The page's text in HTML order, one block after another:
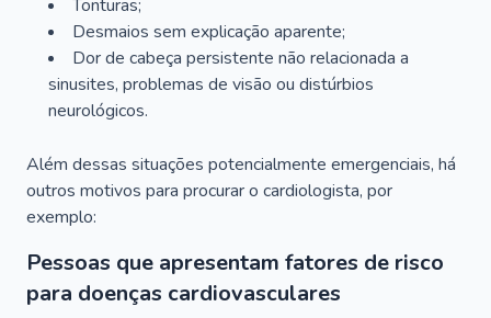
Tonturas;
Desmaios sem explicação aparente;
Dor de cabeça persistente não relacionada a
sinusites, problemas de visão ou distúrbios
neurológicos.
Além dessas situações potencialmente emergenciais, há
outros motivos para procurar o cardiologista, por
exemplo:
Pessoas que apresentam fatores de risco
para doenças cardiovasculares